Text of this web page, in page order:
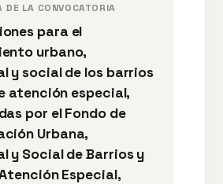
DE LA CONVOCATORIA
para el
urbano,
y social de los barrios
atención especial,
por el Fondo de
Urbana,
y Social de Barrios y
Especial,